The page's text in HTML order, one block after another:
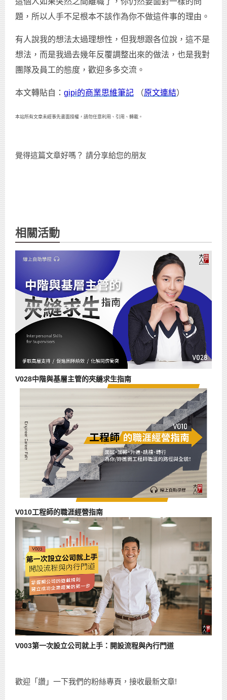
題，所以人手不足根本不該作為你不做這件事的理由。
有人說我的想法太過理想性，但我想跟各位說，這不是
想法，而是我過去幾年反覆調整出來的做法，也是我對
團隊及員工的態度，歡迎多多交流。
本文轉貼自： gipi的商業思維筆記 （原文連結）
本站所有文章未經事先書面授權，請勿任意利用、引用、轉載。
覺得這篇文章好嗎？ 請分享給您的朋友
相關活動
V028中階與基層主管的夾縫求生指南
V010工程師的職涯經營指南
V003第一次設立公司就上手：開設流程與內行門道
歡迎「讚」一下我們的粉絲專頁，接收最新文章!